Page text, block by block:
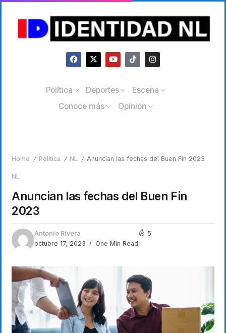
Política Deportes
Escena
Conoce más
Opinión
Home / Política / NL / Anuncian las fechas del Buen Fin 2023
NL
Anuncian las fechas del Buen Fin
2023
Antonio Rivera
octubre 17, 2023
One Min Read
5